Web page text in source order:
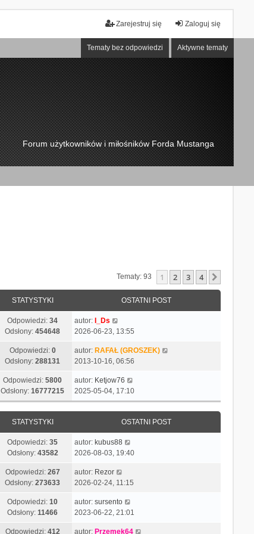
Zaloguj się
Zarejestruj się
Tematy bez odpowiedzi Aktywne tematy
Forum użytkowników i miłośników Forda Mustanga
Tematy: 93 1 2 3 4
STATYSTYKI OSTATNI POST
Odpowiedzi:34
Odsłony:454648
autor:
I_Ds
2026-06-23, 13:55
Odpowiedzi: 0
Odsłony:288131
autor: RAFAŁ (GROSZEK)
2013-10-16, 06:56
Odpowiedzi:5800
Odsłony:16777215
autor: Ketjow76
2025-05-04, 17:10
STATYSTYKI OSTATNI POST
Odpowiedzi:35
Odsłony: 43582
autor: kubus88
2026-08-03, 19:40
Odpowiedzi: 267
Odsłony:273633
autor: Rezor
2026-02-24, 11:15
Odpowiedzi:10
Odsłony:11466
autor: sursento
2023-06-22, 21:01
Odpowiedzi: 412
autor: Przemek64